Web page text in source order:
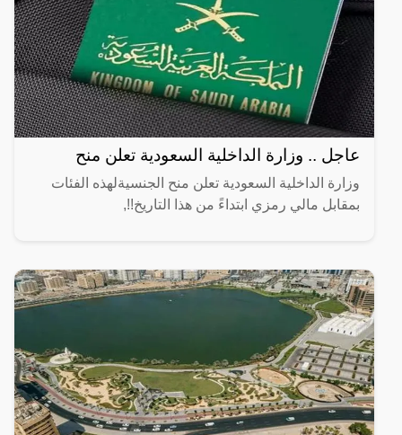
عاجل .. وزارة الداخلية السعودية تعلن منح
وزارة الداخلية السعودية تعلن منح الجنسيةلهذه الفئات
بمقابل مالي رمزي ابتداءً من هذا التاريخ!!,